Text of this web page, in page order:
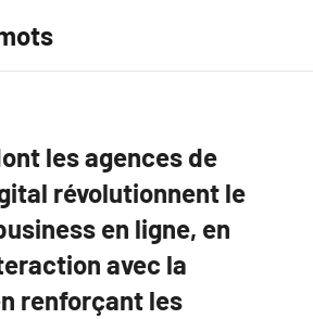
les agences de
révolutionnent le
en ligne, en
avec la
renforçant les